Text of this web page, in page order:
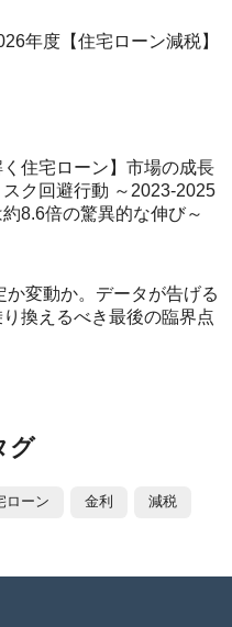
年度【住宅ローン減税】
く住宅ローン】市場の成長
ク回避行動 ～2023-2025
8.6倍の驚異的な伸び～
か変動か。データが告げる
り換えるべき最後の臨界点
グ
ローン 金利 減税